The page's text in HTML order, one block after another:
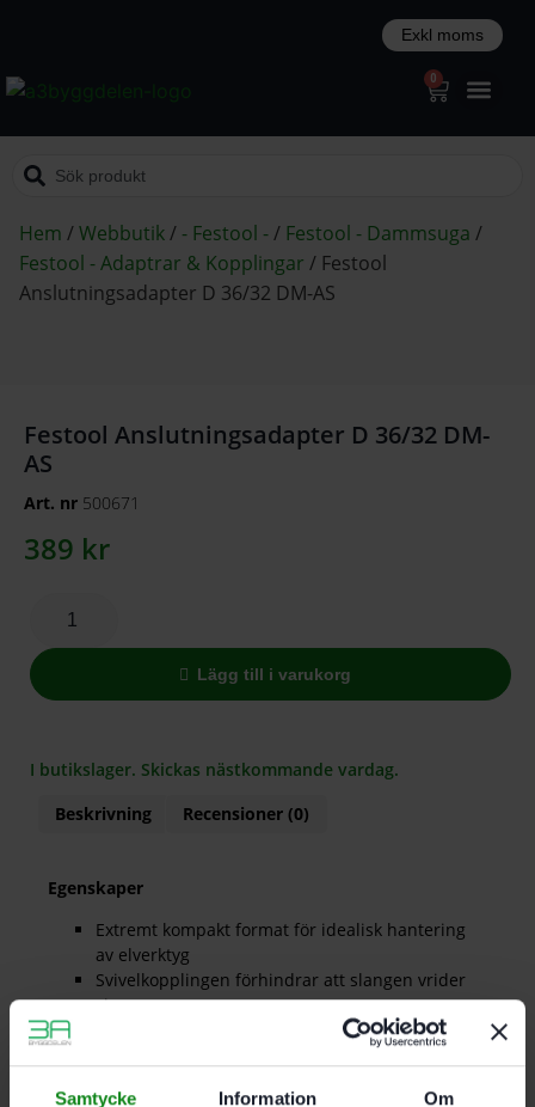
Samtycke Information Om
0
Hem /Webbutik/ - Festool -/ Festool - Dammsuga /
Festool - Adaptrar & Kopplingar / Festool
Anslutningsadapter D 36/32 DM-AS
Festool Anslutningsadapter D 36/32 DM-
AS
Art. nr 500671
389 kr
Lägg till i varukorg
I butikslager. Skickas nästkommande vardag.
Beskrivning
Recensioner (0)
Egenskaper
Extremt kompakt format för idealisk hantering
av elverktyg
Svivelkopplingen förhindrar att slangen vrider
sig